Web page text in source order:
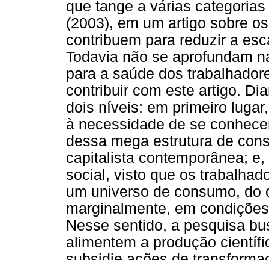
que tange a várias
(2003), em um artigo sobre
contribuem para reduzir a
Todavia não se aprofundam
para a saúde dos
contribuir com este artigo.
dois níveis: em primeiro
à necessidade de se
dessa mega estrutura de
capitalista contemporânea;
social, visto que os
um universo de consumo, do
marginalmente, em
Nesse sentido, a pesquisa
alimentem a produção